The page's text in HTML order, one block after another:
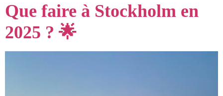
Que faire à Stockholm en
2025 ? 🌟